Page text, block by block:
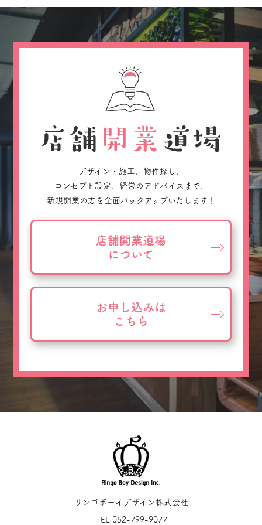
デザイン・施工、物件探し、
コンセプト設定、経営のアドバイスまで、
新規開業の方を全面バックアップいたします！
店舗開業道場
について
お申し込みは
こちら
リンゴボーイデザイン株式会社
TEL 052-799-9077